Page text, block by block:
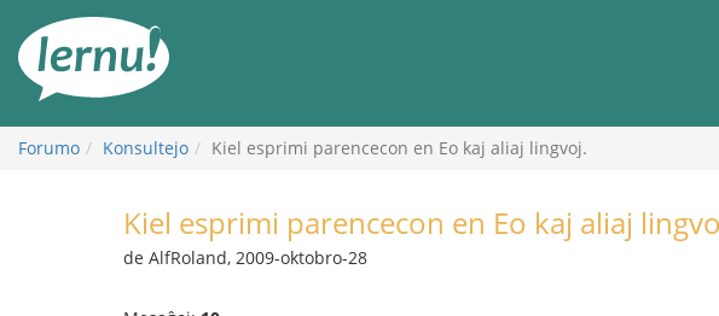
enhavo
Forumo Konsultejo Kiel esprimi parencecon en Eo kaj aliaj lingvoj.
Kiel esprimi parencecon en Eo kaj aliaj
de AlfRoland, 2009-oktobro-28